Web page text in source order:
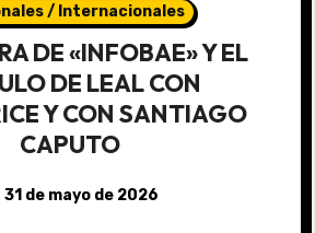
/ Internacionales
DE «INFOBAE» Y EL
DE LEAL CON
Y CON SANTIAGO
CAPUTO
31 de mayo de 2026